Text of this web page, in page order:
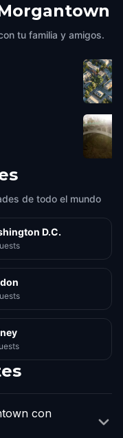
tu familia y amigos.
de todo el mundo
D.C.
con